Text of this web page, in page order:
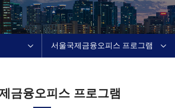
서울국제금융오피스 프로그램
금융오피스 프로그램